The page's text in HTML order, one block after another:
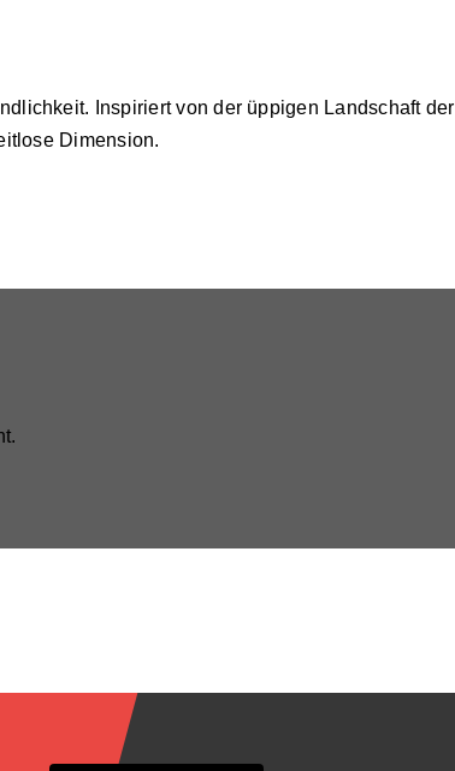
Inspiriert von der üppigen Landschaft der
Dimension.